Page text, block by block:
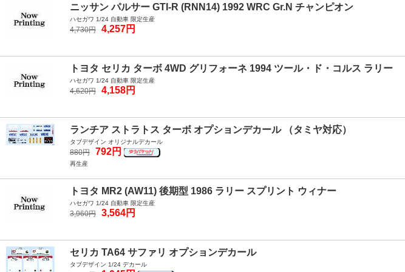
ニッサン パルサー GTI-R (RNN14) 1992 WRC Gr.N チャンピオン
ハセガワ 1/24 自動車 限定生産
4,730円 4,257円
トヨタ セリカ ターボ 4WD グリフォーネ 1994 ツール・ド・コルス ラリー
ハセガワ 1/24 自動車 限定生産
4,620円 4,158円
ランチア ストラトス ターボ オプションデカール （タミヤ対応）
タブデザイン オリジナルデカール
880円 792円
再生産
トヨタ MR2 (AW11) 後期型 1986 ラリー スプリント ウィナー
ハセガワ 1/24 自動車 限定生産
3,960円 3,564円
セリカ TA64 サファリ オプションデカール
タブデザイン 1/24 デカール